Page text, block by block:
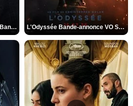
Spider-Man: Brand New Day Bande-annonce VO STFR L'Odyssée Bande-annonce VO STFR